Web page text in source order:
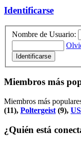
Identificarse
Nombre de Usuario:
Miembros más
Miembros más
(11), Poltergeist (9),
¿Quién está